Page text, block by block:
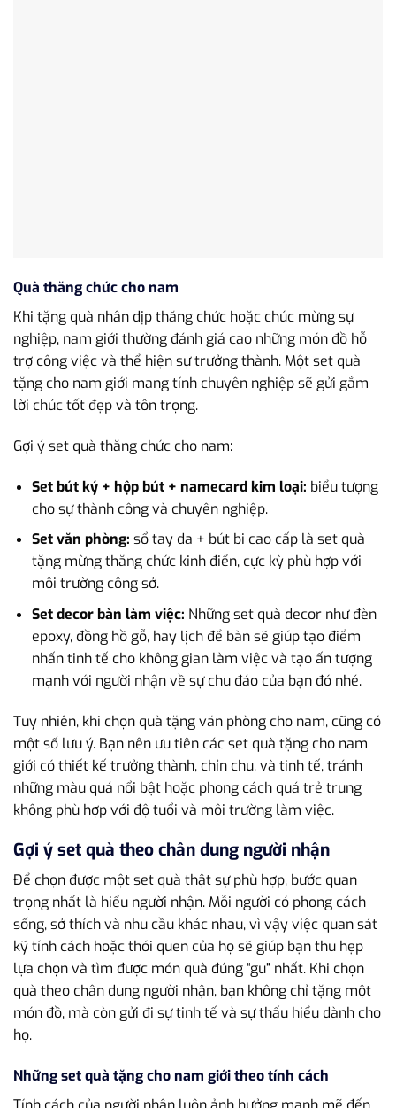
Quà thăng chức cho nam
Khi tặng quà nhân dịp thăng chức hoặc chúc mừng sự
nghiệp, nam giới thường đánh giá cao những món đồ hỗ
trợ công việc và thể hiện sự trưởng thành. Một set quà
tặng cho nam giới mang tính chuyên nghiệp sẽ gửi gắm
lời chúc tốt đẹp và tôn trọng.
Gợi ý set quà thăng chức cho nam:
Set bút ký + hộp bút + namecard kim loại: biểu tượng
cho sự thành công và chuyên nghiệp.
Set văn phòng: sổ tay da + bút bi cao cấp là set quà
tặng mừng thăng chức kinh điển, cực kỳ phù hợp với
môi trường công sở.
Set decor bàn làm việc: Những set quà decor như đèn
epoxy, đồng hồ gỗ, hay lịch để bàn sẽ giúp tạo điểm
nhấn tinh tế cho không gian làm việc và tạo ấn tượng
mạnh với người nhận về sự chu đáo của bạn đó nhé.
Tuy nhiên, khi chọn quà tặng văn phòng cho nam, cũng có
một số lưu ý. Bạn nên ưu tiên các set quà tặng cho nam
giới có thiết kế trưởng thành, chỉn chu, và tinh tế, tránh
những màu quá nổi bật hoặc phong cách quá trẻ trung
không phù hợp với độ tuổi và môi trường làm việc.
Gợi ý set quà theo chân dung người nhận
Để chọn được một set quà thật sự phù hợp, bước quan
trọng nhất là hiểu người nhận. Mỗi người có phong cách
sống, sở thích và nhu cầu khác nhau, vì vậy việc quan sát
kỹ tính cách hoặc thói quen của họ sẽ giúp bạn thu hẹp
lựa chọn và tìm được món quà đúng “gu” nhất. Khi chọn
quà theo chân dung người nhận, bạn không chỉ tặng một
món đồ, mà còn gửi đi sự tinh tế và sự thấu hiểu dành cho
họ.
Những set quà tặng cho nam giới theo tính cách